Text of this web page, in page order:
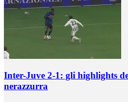
Inter-Juve 2-1: gli highlights
nerazzurra